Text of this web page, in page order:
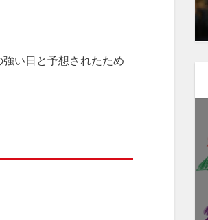
い日と予想されたため